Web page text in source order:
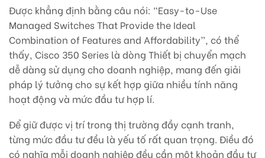
Được khẳng định bằng câu nói: “Easy-to-Use
Managed Switches That Provide the Ideal
Combination of Features and Affordability”, có thể
thấy, Cisco 350 Series là dòng Thiết bị chuyển mạch
dễ dàng sử dụng cho doanh nghiệp, mang đến giải
pháp lý tưởng cho sự kết hợp giữa nhiều tính năng
hoạt động và mức đầu tư hợp lí.
Để giữ được vị trí trong thị trường đầy cạnh tranh,
từng mức đầu tư đều là yếu tố rất quan trọng. Điều đó
có nghĩa mỗi doanh nghiệp đều cần một khoản đầu tư